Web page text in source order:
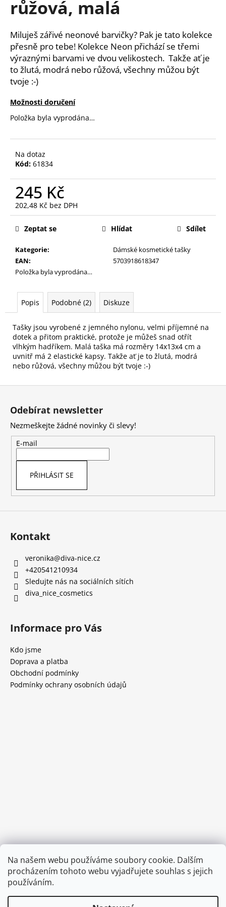
Na našem webu používáme soubory cookie. Dalším
procházením tohoto webu vyjadřujete souhlas s jejich
používáním.
růžová, malá
Miluješ zářivé neonové barvičky? Pak je tato kolekce
přesně pro tebe! Kolekce Neon přichází se třemi
výraznými barvami ve dvou velikostech. Takže ať je
to žlutá, modrá nebo růžová, všechny můžou být
tvoje :-)
Možnosti doručení
Položka byla vyprodána…
Na dotaz
Kód: 61834
245 Kč
202,48 Kč bez DPH
Měrná
Kategorie:
Dámské kosmetické tašky
EAN:
5703918618347
Položka byla vyprodána…
Zeptat se Hlídat Sdílet
Popis Podobné (2) Diskuze
Tašky jsou vyrobené z jemného nylonu, velmi příjemné na
dotek a přitom praktické, protože je můžeš snad otřít
vlhkým hadříkem. Malá taška má rozměry 14x13x4 cm a
uvnitř má 2 elastické kapsy. Takže ať je to žlutá, modrá
nebo růžová, všechny můžou být tvoje :-)
a
í
t
?
HLEDAT
D
o
u
e
m
NALEPOVACÍ
UMĚLÉ
NEHTY
FM
GIRLS
+
LEPIDLO,
75
Z
Odebírat newsletter
Nezmeškejte žádné novinky či slevy!
E-mail
PŘIHLÁSIT SE
Kontakt
veronika@diva-nice.cz
+420541210934
Sledujte nás na sociálních sítích
diva_nice_cosmetics
Informace pro Vás
Kdo jsme
Doprava a platba
Obchodní podmínky
Podmínky ochrany osobních údajů
Provozní doba:
8.00 - 15.00 hod (pondělí - pátek)